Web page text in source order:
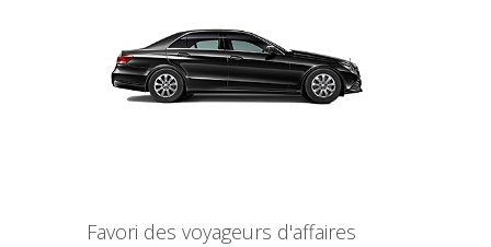
Favori des voyageurs d'affaires